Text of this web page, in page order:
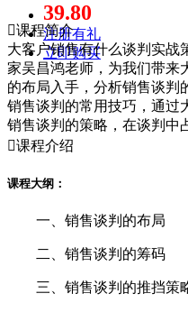
39.80
注册有礼
立即购买
课程简介
大客户销售有什么谈判实战
家吴昌鸿老师，为我们带来
的布局入手，分析销售谈判
销售谈判的常用技巧，通过
销售谈判的策略，在谈判中
课程介绍
课程大纲：
一、销售谈判的布局
二、销售谈判的筹码
三、销售谈判的推挡策